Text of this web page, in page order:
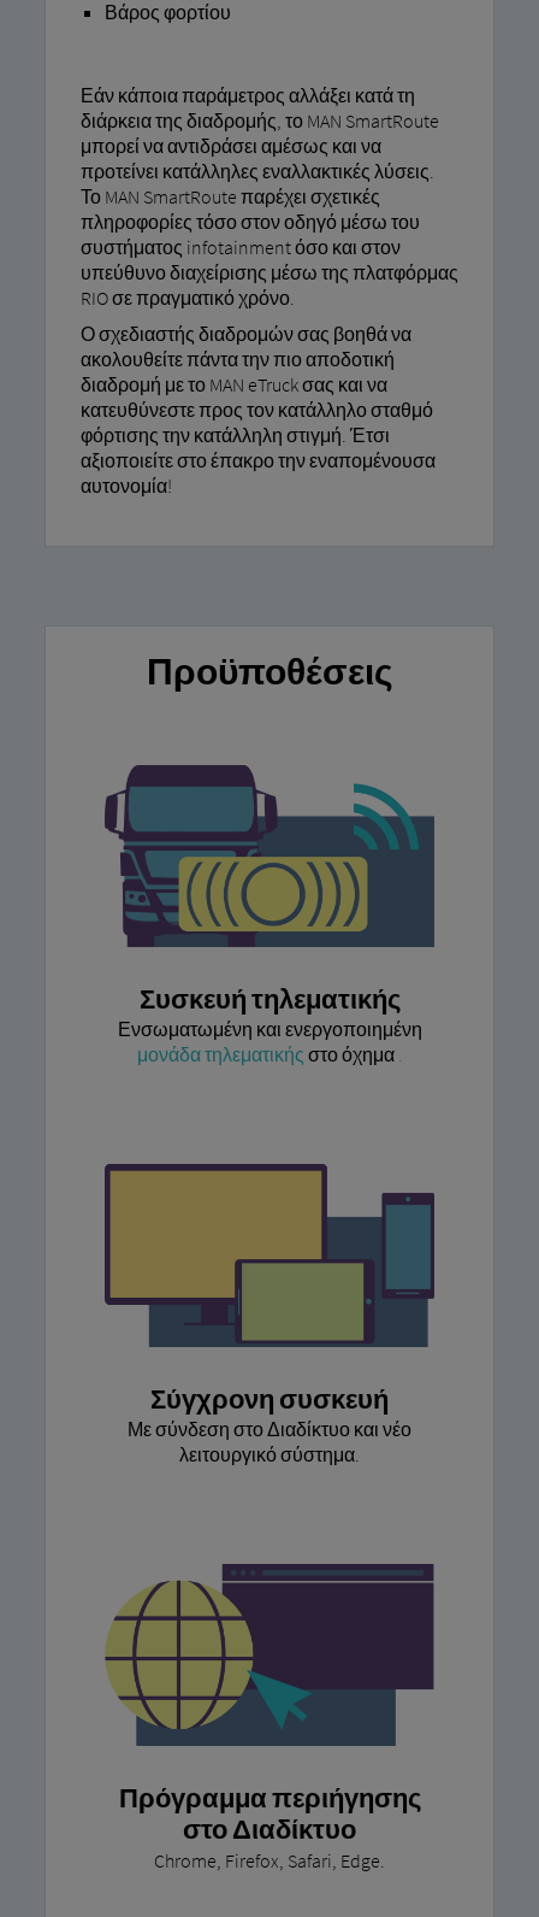
Βάρος φορτίου
Εάν κάποια παράμετρος αλλάξει κατά τη
διάρκεια της διαδρομής, το MAN SmartRoute
μπορεί να αντιδράσει αμέσως και να
προτείνει κατάλληλες εναλλακτικές λύσεις.
Το MAN SmartRoute παρέχει σχετικές
πληροφορίες τόσο στον οδηγό μέσω του
συστήματος infotainment όσο και στον
υπεύθυνο διαχείρισης μέσω της πλατφόρμας
RIO σε πραγματικό χρόνο.
Ο σχεδιαστής διαδρομών σας βοηθά να
ακολουθείτε πάντα την πιο αποδοτική
διαδρομή με το MAN eTruck σας και να
κατευθύνεστε προς τον κατάλληλο σταθμό
φόρτισης την κατάλληλη στιγμή. Έτσι
αξιοποιείτε στο έπακρο την εναπομένουσα
αυτονομία!
Προϋποθέσεις
Συσκευή τηλεματικής
Ενσωματωμένη και ενεργοποιημένη
μονάδα τηλεματικής στο όχημα .
Σύγχρονη συσκευή
Με σύνδεση στο Διαδίκτυο και νέο
λειτουργικό σύστημα.
Πρόγραμμα περιήγησης
στο Διαδίκτυο
Chrome, Firefox, Safari, Edge.